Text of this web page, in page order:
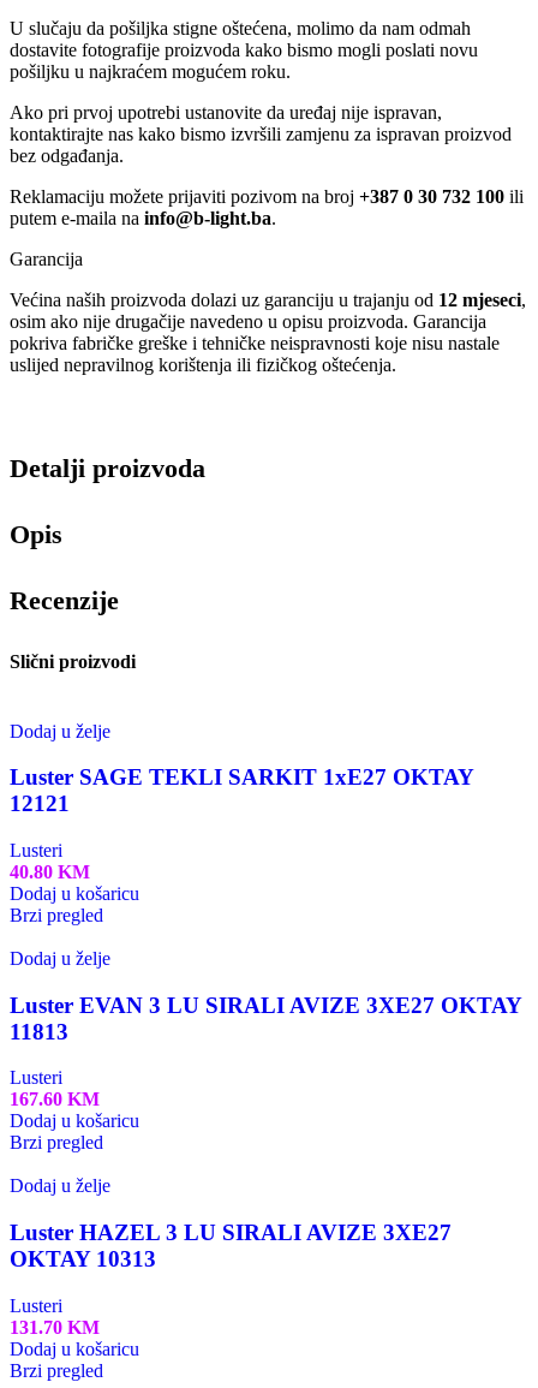
U slučaju da pošiljka stigne oštećena, molimo da nam odmah
dostavite fotografije proizvoda kako bismo mogli poslati novu
pošiljku u najkraćem mogućem roku.
Ako pri prvoj upotrebi ustanovite da uređaj nije ispravan,
kontaktirajte nas kako bismo izvršili zamjenu za ispravan proizvod
bez odgađanja.
Reklamaciju možete prijaviti pozivom na broj +387 0 30 732 100 ili
putem e-maila na info@b-light.ba.
Garancija
Većina naših proizvoda dolazi uz garanciju u trajanju od 12 mjeseci,
osim ako nije drugačije navedeno u opisu proizvoda. Garancija
pokriva fabričke greške i tehničke neispravnosti koje nisu nastale
uslijed nepravilnog korištenja ili fizičkog oštećenja.
Detalji proizvoda
Opis
Recenzije
Slični proizvodi
Dodaj u želje
Luster SAGE TEKLI SARKIT 1xE27 OKTAY
12121
Lusteri
40.80 KM
Dodaj u košaricu
Brzi pregled
Dodaj u želje
Luster EVAN 3 LU SIRALI AVIZE 3XE27 OKTAY
11813
Lusteri
167.60 KM
Dodaj u košaricu
Brzi pregled
Dodaj u želje
Luster HAZEL 3 LU SIRALI AVIZE 3XE27
OKTAY 10313
Lusteri
131.70 KM
Dodaj u košaricu
Brzi pregled